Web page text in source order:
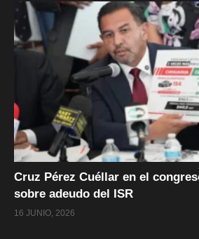
Cruz Pérez Cuéllar en el
sobre adeudo del ISR
16 JUNIO, 2026